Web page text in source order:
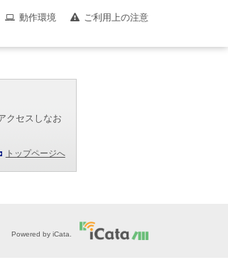
動作環境 ご利用上の注意
クセスしなお
トップページへ
Powered by iCata.